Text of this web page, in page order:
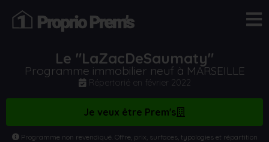
Le "LaZacDeSaumaty"
Programme immobilier neuf à MARSEILLE
Répertorié en février 2022
Je veux être Prem's
Programme non revendiqué. Offre, prix, surfaces, typologies et répartition